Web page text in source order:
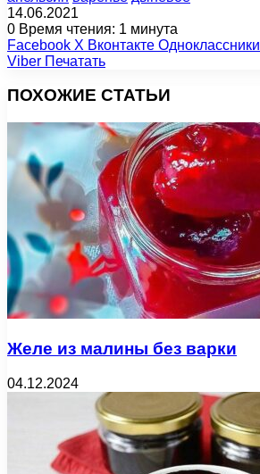
14.06.2021
0 Время чтения: 1 минута
Facebook X Вконтакте Одноклассники
Viber Печатать
ПОХОЖИЕ СТАТЬИ
Желе из малины без варки
04.12.2024